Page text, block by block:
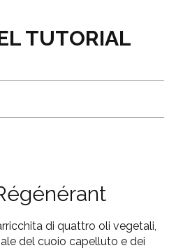
TUTORIAL
di quattro oli vegetali,
del cuoio capelluto e dei